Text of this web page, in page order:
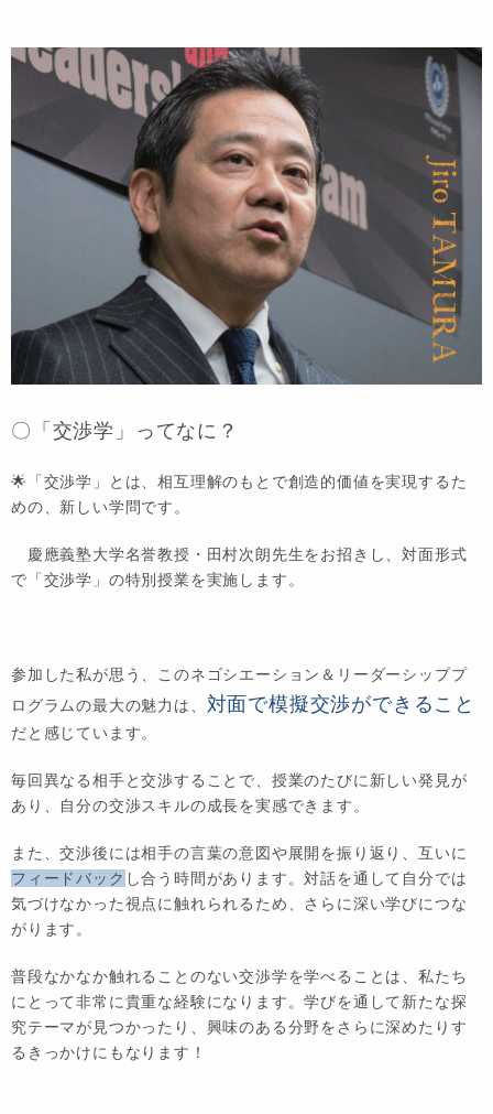
〇「交渉学」ってなに？
🌟「交渉学」とは、相互理解のもとで創造的価値を実現するた
めの、新しい学問です。
慶應義塾大学名誉教授・田村次朗先生をお招きし、対面形式
で「交渉学」の特別授業を実施します。
参加した私が思う、このネゴシエーション＆リーダーシッププ
ログラムの最大の魅力は、 対面で模擬交渉ができること
だと感じています。
毎回異なる相手と交渉することで、授業のたびに新しい発見が
あり、自分の交渉スキルの成長を実感できます。
また、交渉後には相手の言葉の意図や展開を振り返り、互いに
フィードバック し合う時間があります。対話を通して自分では
気づけなかった視点に触れられるため、さらに深い学びにつな
がります。
普段なかなか触れることのない交渉学を学べることは、私たち
にとって非常に貴重な経験になります。学びを通して新たな探
究テーマが見つかったり、興味のある分野をさらに深めたりす
るきっかけにもなります！